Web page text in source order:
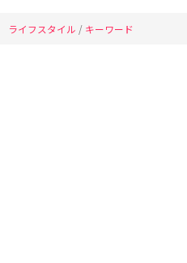
ライフスタイル / キーワード